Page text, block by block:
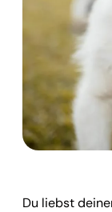
Du liebst